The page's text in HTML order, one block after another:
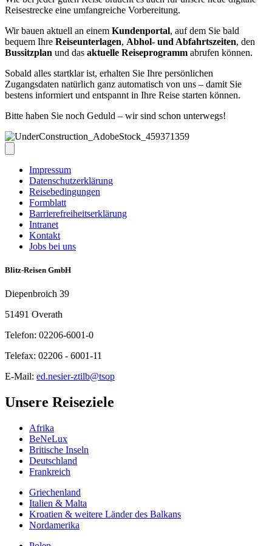
Reisestrecke eine umfangreiche Vorbereitung.
Wir bauen aktuell an einem Kundenportal, auf dem Sie bald
bequem Ihre Reiseunterlagen, Abhol- und Abfahrtszeiten, den
Bussitzplan und das aktuelle Reiseprogramm abrufen können.
Sobald alles startklar ist, erhalten Sie Ihre persönlichen
Zugangsdaten natürlich ganz automatisch von uns – damit Sie
bestens informiert und entspannt in Ihre Reise starten können.
Bitte haben Sie noch Geduld – wir sind schon unterwegs!
Impressum
Datenschutzerklärung
Reisebedingungen
Formblatt
Barrierefreiheitserklärung
Intranet
Kontakt
Jobs bei uns
Blitz-Reisen GmbH
Diepenbroich 39
51491 Overath
Telefon: 02206-6001-0
Telefax: 02206 - 6001-11
E-Mail: ed.nesier-ztilb@tsop
Unsere Reiseziele
Afrika
BeNeLux
Britische Inseln
Deutschland
Frankreich
Griechenland
Italien & Malta
Kroatien & weitere Länder des Balkans
Nordamerika